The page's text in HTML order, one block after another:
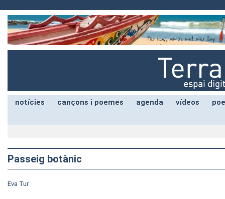
notícies cançons i poemes agenda vídeos
Passeig botànic
Eva Tur